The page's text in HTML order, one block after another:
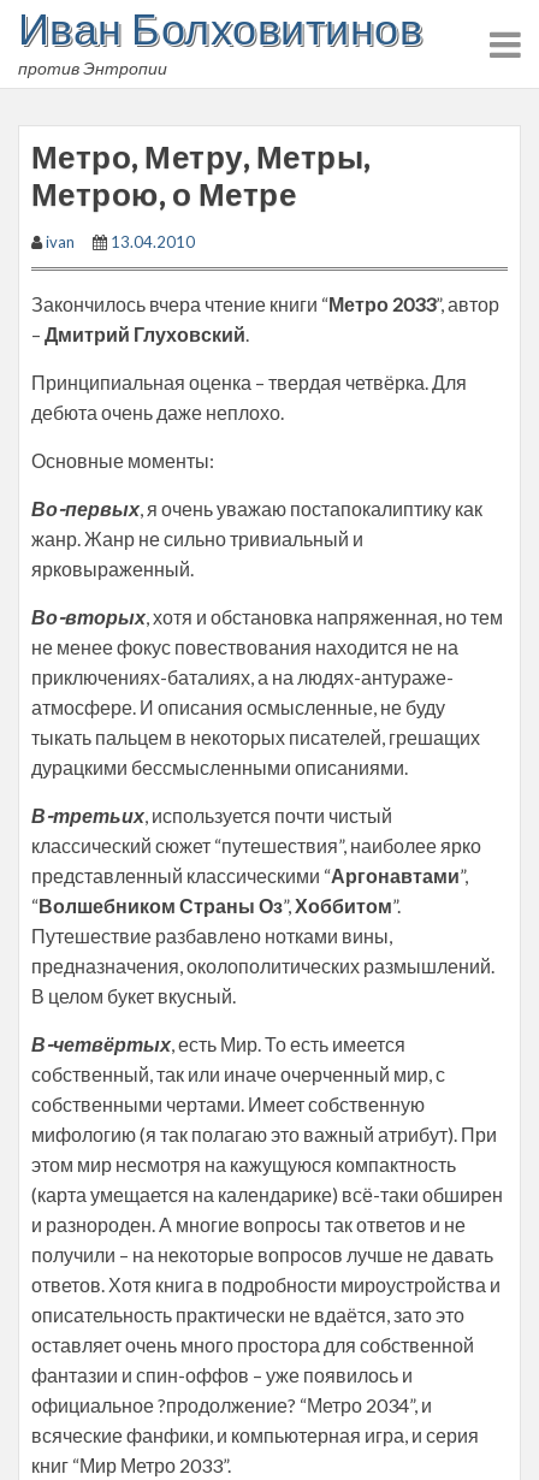
Skip
content
Иван Болховитинов
против Энтропии
Метро, Метру, Метры,
Метрою, о Метре
ivan 13.04.2010
Закончилось вчера чтение книги “Метро 2033”, автор
– Дмитрий Глуховский.
Принципиальная оценка – твердая четвёрка. Для
дебюта очень даже неплохо.
Основные моменты:
Во-первых, я очень уважаю постапокалиптику как
жанр. Жанр не сильно тривиальный и
ярковыраженный.
Во-вторых, хотя и обстановка напряженная, но тем
не менее фокус повествования находится не на
приключениях-баталиях, а на людях-антураже-
атмосфере. И описания осмысленные, не буду
тыкать пальцем в некоторых писателей, грешащих
дурацкими бессмысленными описаниями.
В-третьих, используется почти чистый
классический сюжет “путешествия”, наиболее ярко
представленный классическими “Аргонавтами”,
“Волшебником Страны Оз”,Хоббитом”.
Путешествие разбавлено нотками вины,
предназначения, околополитических размышлений.
В целом букет вкусный.
В-четвёртых, есть Мир. То есть имеется
собственный, так или иначе очерченный мир, с
собственными чертами. Имеет собственную
мифологию (я так полагаю это важный атрибут). При
этом мир несмотря на кажущуюся компактность
(карта умещается на календарике) всё-таки обширен
и разнороден. А многие вопросы так ответов и не
получили – на некоторые вопросов лучше не давать
ответов. Хотя книга в подробности мироустройства и
описательность практически не вдаётся, зато это
оставляет очень много простора для собственной
фантазии и спин-оффов – уже появилось и
официальное ?продолжение? “Метро 2034”, и
всяческие фанфики, и компьютерная игра, и серия
книг “Мир Метро 2033”.